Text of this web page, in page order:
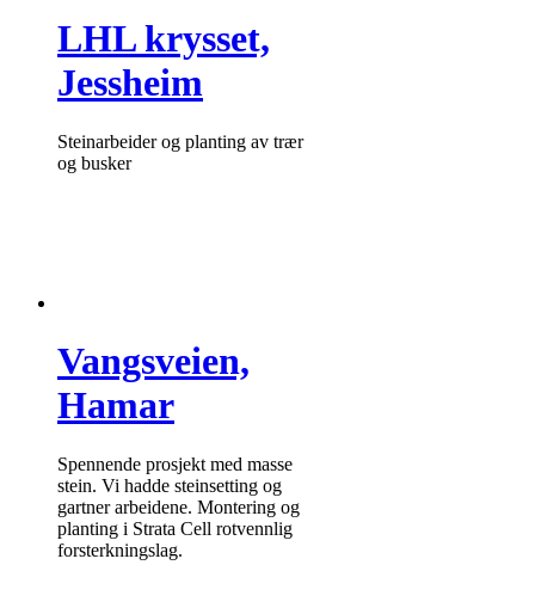
LHL krysset,
Jessheim
Steinarbeider og planting av trær
og busker
Vangsveien,
Hamar
Spennende prosjekt med masse
stein. Vi hadde steinsetting og
gartner arbeidene. Montering og
planting i Strata Cell rotvennlig
forsterkningslag.